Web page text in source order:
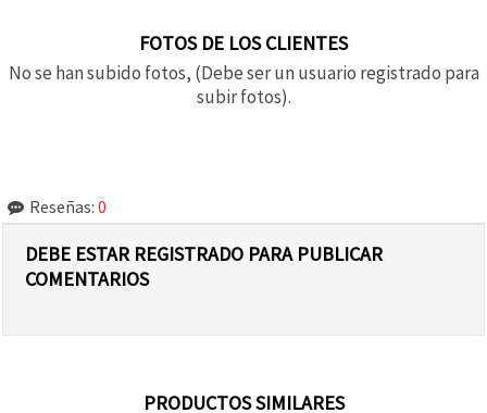
FOTOS DE LOS CLIENTES
No se han subido fotos, (Debe ser un usuario registrado para
subir fotos).
Reseñas: 0
DEBE ESTAR REGISTRADO PARA PUBLICAR
COMENTARIOS
PRODUCTOS SIMILARES